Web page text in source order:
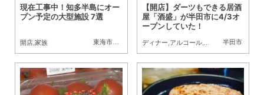
東海市
, 知多市 半田市,美浜町
現在工事中！知多半島にオー
プン予定の大型施設 7選
開店,家族 半田市
【開店】ダーツもできる居酒
屋「酒盛」が半田市に4/3オ
ープンしていた！
ディナー,アルコール,開店